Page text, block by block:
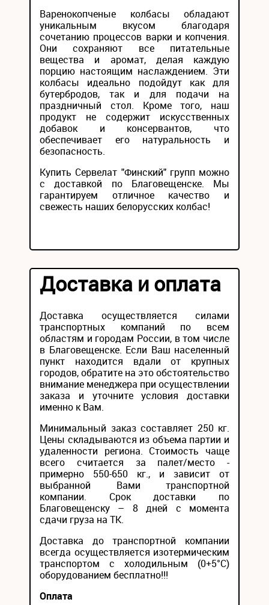
Варенокопченые колбасы обладают
уникальным вкусом благодаря
сочетанию процессов варки и копчения.
Они сохраняют все питательные
вещества и аромат, делая каждую
порцию настоящим наслаждением. Эти
колбасы идеально подойдут как для
бутербродов, так и для подачи на
праздничный стол. Кроме того, наш
продукт не содержит искусственных
добавок и консервантов, что
обеспечивает его натуральность и
безопасность.
Купить Сервелат "Финский" групп можно
с доставкой по Благовещенске. Мы
гарантируем отличное качество и
свежесть наших белорусских колбас!
Доставка и оплата
Доставка осуществляется силами
транспортных компаний по всем
областям и городам России, в том числе
в Благовещенске. Если Ваш населенный
пункт находится вдали от крупных
городов, обратите на это обстоятельство
внимание менеджера при осуществлении
заказа и уточните условия доставки
именно к Вам.
Минимальный заказ составляет 250 кг.
Цены складываются из объема партии и
удаленности региона. Стоимость чаще
всего считается за палет/место -
примерно 550-650 кг., и зависит от
выбранной Вами транспортной
компании. Срок доставки по
Благовещенску – 8 дней с момента
сдачи груза на ТК.
Доставка до транспортной компании
всегда осуществляется изотермическим
транспортом с холодильным (0+5°С)
оборудованием бесплатно!!!
Оплата